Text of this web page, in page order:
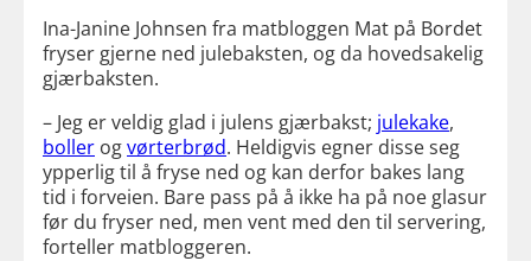
Ina-Janine Johnsen fra matbloggen Mat på Bordet
fryser gjerne ned julebaksten, og da hovedsakelig
gjærbaksten.
– Jeg er veldig glad i julens gjærbakst; julekake,
boller ogvørterbrød. Heldigvis egner disse seg
ypperlig til å fryse ned og kan derfor bakes lang
tid i forveien. Bare pass på å ikke ha på noe glasur
før du fryser ned, men vent med den til servering,
forteller matbloggeren.